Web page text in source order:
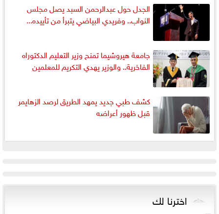
الجدل حول عبدالرحمن السبد يصل مجلس
النواب.. وفريدي البياضي يتبرأ من تأييده...
جامعة هيروشيما تمنح وزير التعليم الدكتوراه
الفاخرية.. والوزير يهدي التكريم للمعلمين
كشف طبي جديد يمهد الطريق لرصد الزهايمر
قبل ظهور أعراضه
اخترنا لك